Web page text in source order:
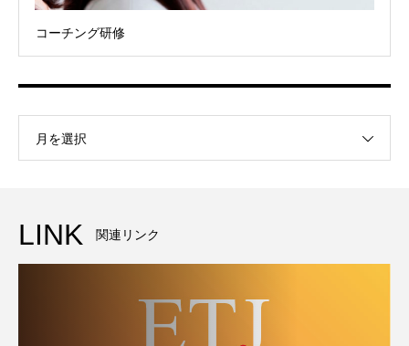
コーチング研修
月を選択
LINK 関連リンク